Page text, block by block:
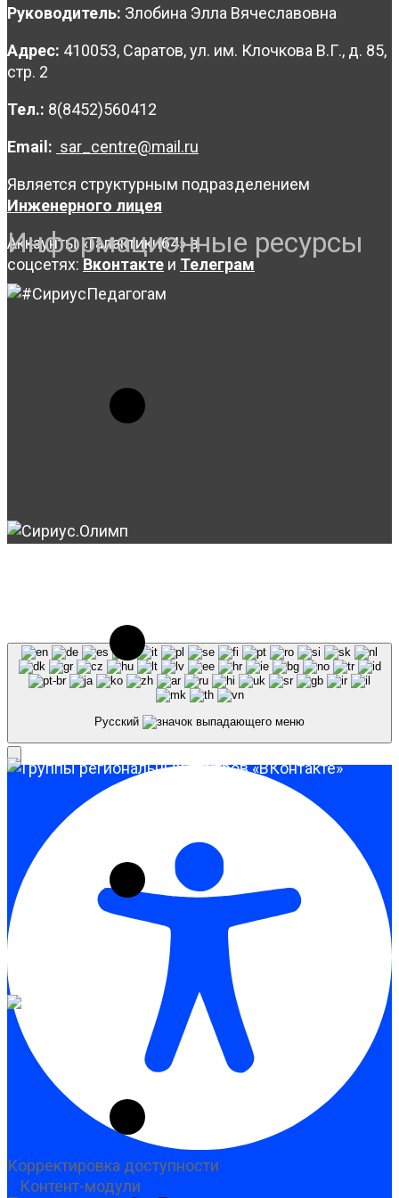
Руководитель: Злобина Элла Вячеславовна
Адрес: 410053, Саратов, ул. им. Клочкова В.Г., д. 85,
стр. 2
Тел.: 8(8452)560412
Email: sar_centre@mail.ru
Является структурным подразделением
Инженерного лицея
Аккаунты «Галактики64» в
соцсетях: Вконтакте и Телеграм
Информационные ресурсы
Русский
Корректировка доступности
Контент-модули